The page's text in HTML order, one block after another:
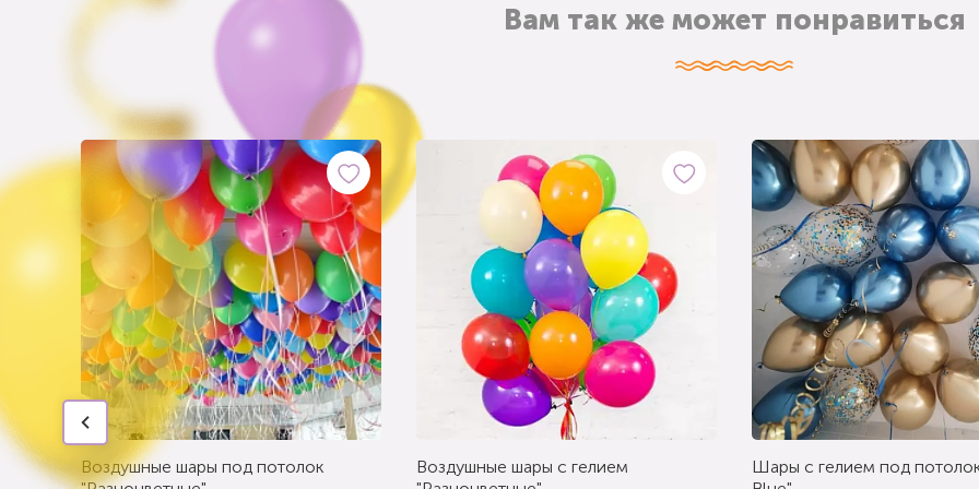
Вам так же может понравиться
Воздушные шары под потолок
Воздушные шары с гелием
Шары с гелием под